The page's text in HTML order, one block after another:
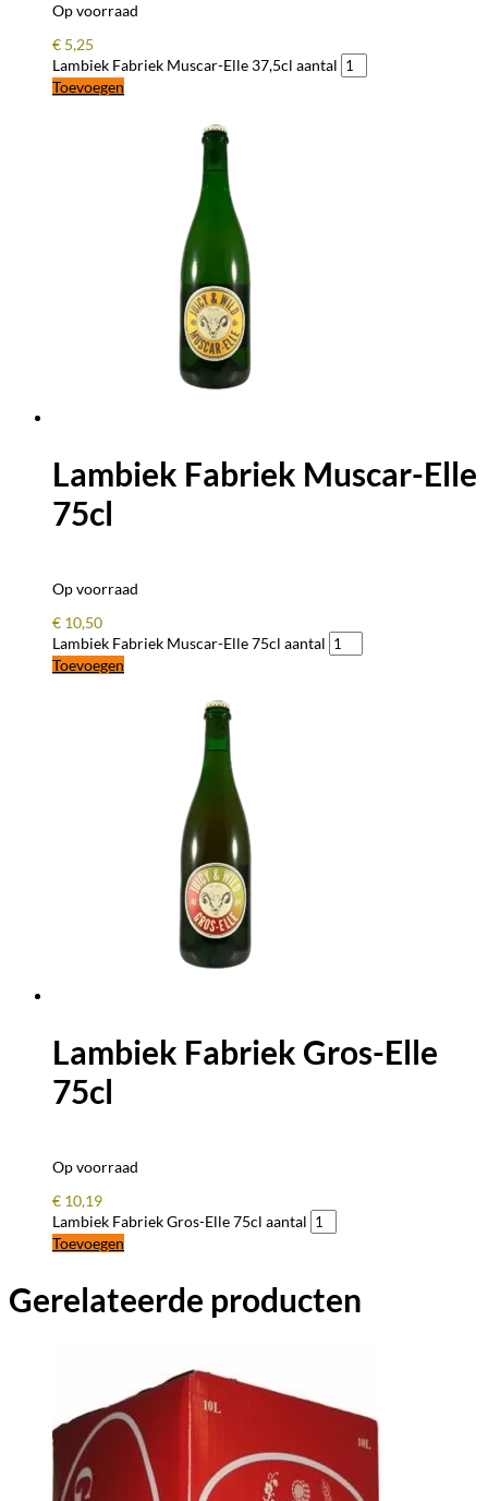
Op voorraad
€ 5,25
Lambiek Fabriek Muscar-Elle 37,5cl aantal
Toevoegen
Lambiek Fabriek Muscar-Elle
75cl
Op voorraad
€ 10,50
Lambiek Fabriek Muscar-Elle 75cl aantal
Toevoegen
Lambiek Fabriek Gros-Elle
75cl
Op voorraad
€ 10,19
Lambiek Fabriek Gros-Elle 75cl aantal
Toevoegen
Gerelateerde producten